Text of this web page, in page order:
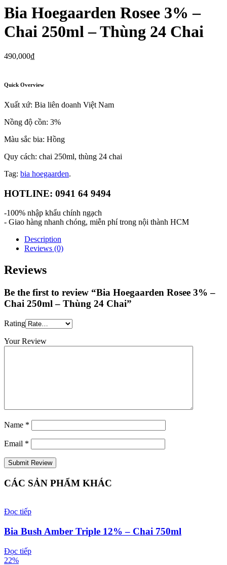
Bia Hoegaarden Rosee 3% –
Chai 250ml – Thùng 24 Chai
490,000₫
Quick Overview
Xuất xứ: Bia liên doanh Việt Nam
Nồng độ cồn: 3%
Màu sắc bia: Hồng
Quy cách: chai 250ml, thùng 24 chai
Tag: bia hoegaarden.
HOTLINE: 0941 64 9494
-100% nhập khẩu chính ngạch
- Giao hàng nhanh chóng, miễn phí trong nội thành HCM
Description
Reviews (0)
Reviews
Be the first to review “Bia Hoegaarden Rosee 3% –
Chai 250ml – Thùng 24 Chai”
Rating
Your Review
Name *
Email *
CÁC SẢN PHẨM KHÁC
Đọc tiếp
Bia Bush Amber Triple 12% – Chai 750ml
Đọc tiếp
22%